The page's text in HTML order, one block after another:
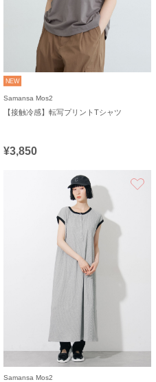
NEW
Samansa Mos2
【接触冷感】転写プリントTシャツ
¥3,850
Samansa Mos2